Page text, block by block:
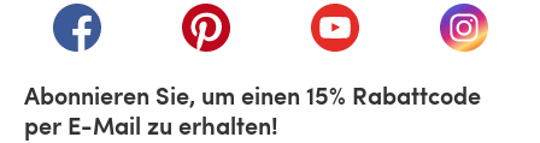
(öffnet sich in einem neuen Tab)
(öffnet sich in einem neuen Tab)
(öffnet sich in einem
(öffnet
Abonnieren Sie, um einen 15% Rabattcode
per E-Mail zu erhalten!